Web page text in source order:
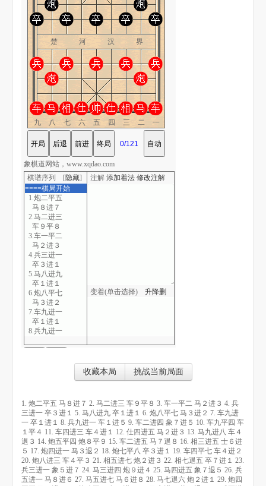
楚 河 汉 界
九八七六五四三二一
棋谱序列 [隐藏]
====棋局开始
1.炮二平五
马８进７
2.马二进三
车９平８
3.车一平二
马２进３
4.兵三进一
卒３进１
5.马八进九
卒１进１
6.炮八平七
马３进２
7.车九进一
卒１进１
8.兵九进一
9.车二进四
12.仕四进五
马２进３
13.马九进八
车４退３
14.炮五平四
炮８平９
15.车二进五
马７退８
16.相三进五
注解 添加着法 修改注解
变着(单击选择) 升降删
象棋道网站，www.xqdao.com
收藏本局 挑战当前局面
1. 炮二平五 马８进７ 2. 马二进三 车９平８ 3. 车一平二 马２进３ 4. 兵
三进一 卒３进１ 5. 马八进九 卒１进１ 6. 炮八平七 马３进２ 7. 车九进
一 卒１进１ 8. 兵九进一 车１进５ 9. 车二进四 象７进５ 10. 车九平四 车
１平４ 11. 车四进三 车４进１ 12. 仕四进五 马２进３ 13. 马九进八 车４
退３ 14. 炮五平四 炮８平９ 15. 车二进五 马７退８ 16. 相三进五 士６进
５ 17. 炮四进一 马３退２ 18. 炮七平八 卒３进１ 19. 车四平七 车４进２
20. 炮八进三 车４平３ 21. 相五进七 炮２进３ 22. 相七退五 卒７进１ 23.
兵三进一 象５进７ 24. 马三进四 炮９进４ 25. 马四进五 象７退５ 26. 兵
五进一 马８进６ 27. 马五进七 马６进８ 28. 马七退六 炮２进１ 29. 炮四